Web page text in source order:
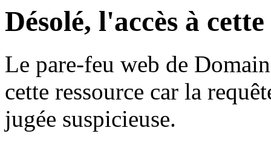
Désolé, l'accès à
Le pare-feu web de
cette ressource car la
jugée suspicieuse.